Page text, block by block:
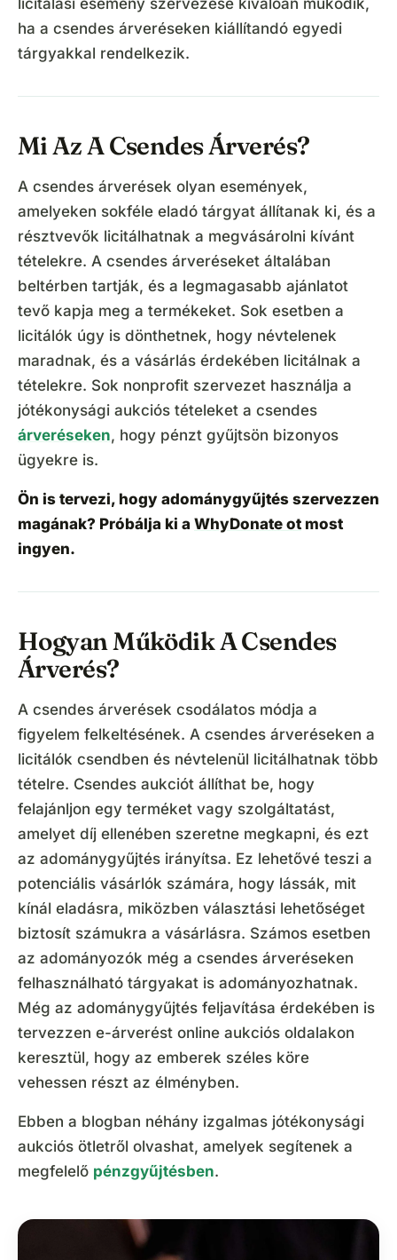
licitálási esemény szervezése kiválóan működik,
ha a csendes árveréseken kiállítandó egyedi
tárgyakkal rendelkezik.
Mi Az A Csendes Árverés?
A csendes árverések olyan események,
amelyeken sokféle eladó tárgyat állítanak ki, és a
résztvevők licitálhatnak a megvásárolni kívánt
tételekre. A csendes árveréseket általában
beltérben tartják, és a legmagasabb ajánlatot
tevő kapja meg a termékeket. Sok esetben a
licitálók úgy is dönthetnek, hogy névtelenek
maradnak, és a vásárlás érdekében licitálnak a
tételekre. Sok nonprofit szervezet használja a
jótékonysági aukciós tételeket a csendes
árveréseken, hogy pénzt gyűjtsön bizonyos
ügyekre is.
Ön is tervezi, hogy adománygyűjtés szervezzen
magának? Próbálja ki a WhyDonate otmost
ingyen.
Hogyan Működik A Csendes
Árverés?
A csendes árverések csodálatos módja a
figyelem felkeltésének. A csendes árveréseken a
licitálók csendben és névtelenül licitálhatnak több
tételre. Csendes aukciót állíthat be, hogy
felajánljon egy terméket vagy szolgáltatást,
amelyet díj ellenében szeretne megkapni, és ezt
az adománygyűjtés irányítsa. Ez lehetővé teszi a
potenciális vásárlók számára, hogy lássák, mit
kínál eladásra, miközben választási lehetőséget
biztosít számukra a vásárlásra. Számos esetben
az adományozók még a csendes árveréseken
felhasználható tárgyakat is adományozhatnak.
Még az adománygyűjtés feljavítása érdekében is
tervezzen e-árverést online aukciós oldalakon
keresztül, hogy az emberek széles köre
vehessen részt az élményben.
Ebben a blogban néhány izgalmas jótékonysági
aukciós ötletről olvashat, amelyek segítenek a
megfelelő pénzgyűjtésben.